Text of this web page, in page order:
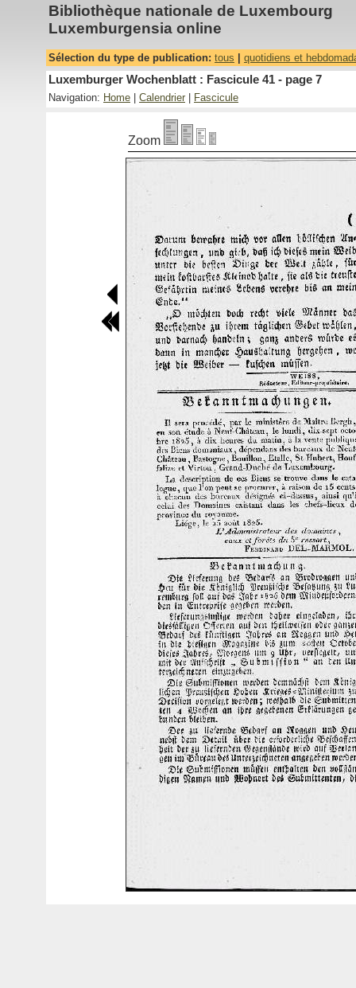
Bibliothèque nationale de Luxembourg
Luxemburgensia online
Sélection du type de publication: tous quotidiens et
Luxemburger Wochenblatt : Fascicule 41 - page 7
Navigation: Home Calendrier Fascicule
Zoom